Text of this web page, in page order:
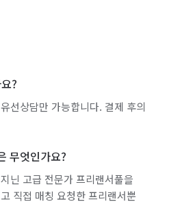
?
선상담만 가능합니다. 결제 후의
무엇인가요?
닌 고급 전문가 프리랜서풀을
직접 매칭 요청한 프리랜서뿐